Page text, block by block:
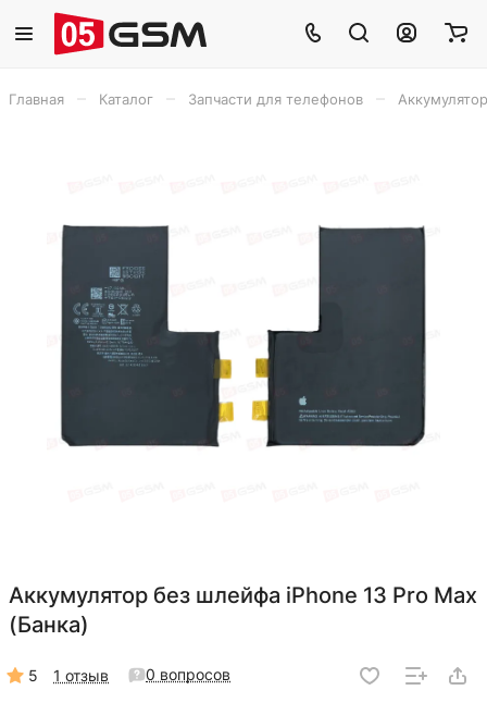
Главная Каталог Запчасти для телефонов
Аккумулятор без шлейфа iPhone 13 Pro Max
(Банка)
5 1 отзыв 0 вопросов